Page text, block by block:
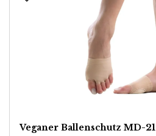
Veganer Ballenschutz MD-21